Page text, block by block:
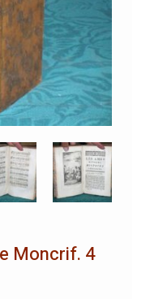
Moncrif. 4